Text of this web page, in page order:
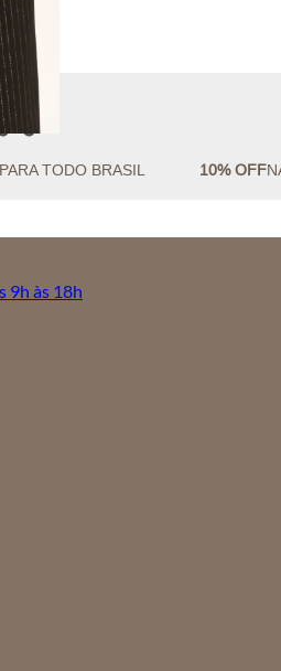
PARA TODO BRASIL 10% OFF
9h às 18h